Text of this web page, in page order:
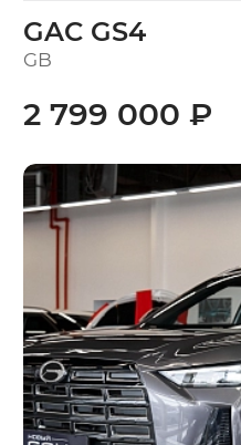
GAC GS4
GB
2 799 000 ₽